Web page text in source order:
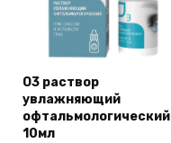
О3 раствор
увлажняющий
офтальмологический
10мл